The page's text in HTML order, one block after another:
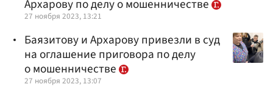
Архарову по делу о мошенничестве
27 ноября 2023, 13:21
Баязитову и Архарову привезли в суд
на оглашение приговора по делу
о мошенничестве
27 ноября 2023, 13:07